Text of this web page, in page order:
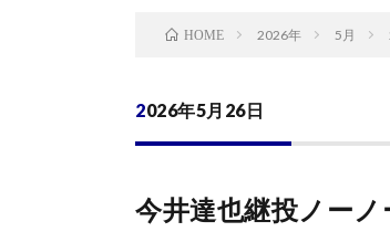
HOME 2026年 5月
2026年5月26日
今井達也継投ノー